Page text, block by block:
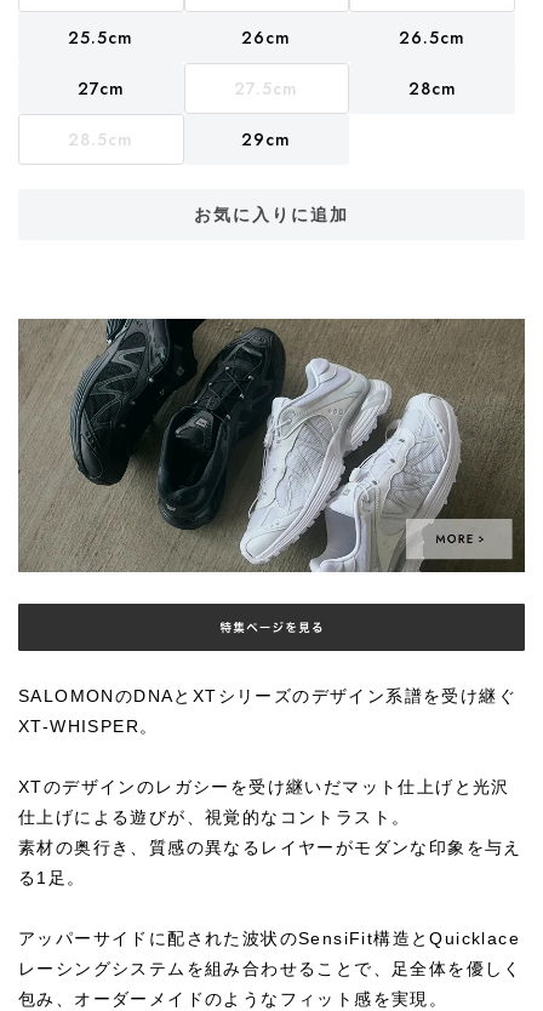
25.5cm 26cm 26.5cm
27cm 27.5cm 28cm
28.5cm 29cm
お気に入りに追加
SALOMONのDNAとXTシリーズのデザイン系譜を受け継ぐ
XT-WHISPER。
XTのデザインのレガシーを受け継いだマット仕上げと光沢
仕上げによる遊びが、視覚的なコントラスト。
素材の奥行き、質感の異なるレイヤーがモダンな印象を与え
る1足。
アッパーサイドに配された波状のSensiFit構造とQuicklace
レーシングシステムを組み合わせることで、足全体を優しく
包み、オーダーメイドのようなフィット感を実現。